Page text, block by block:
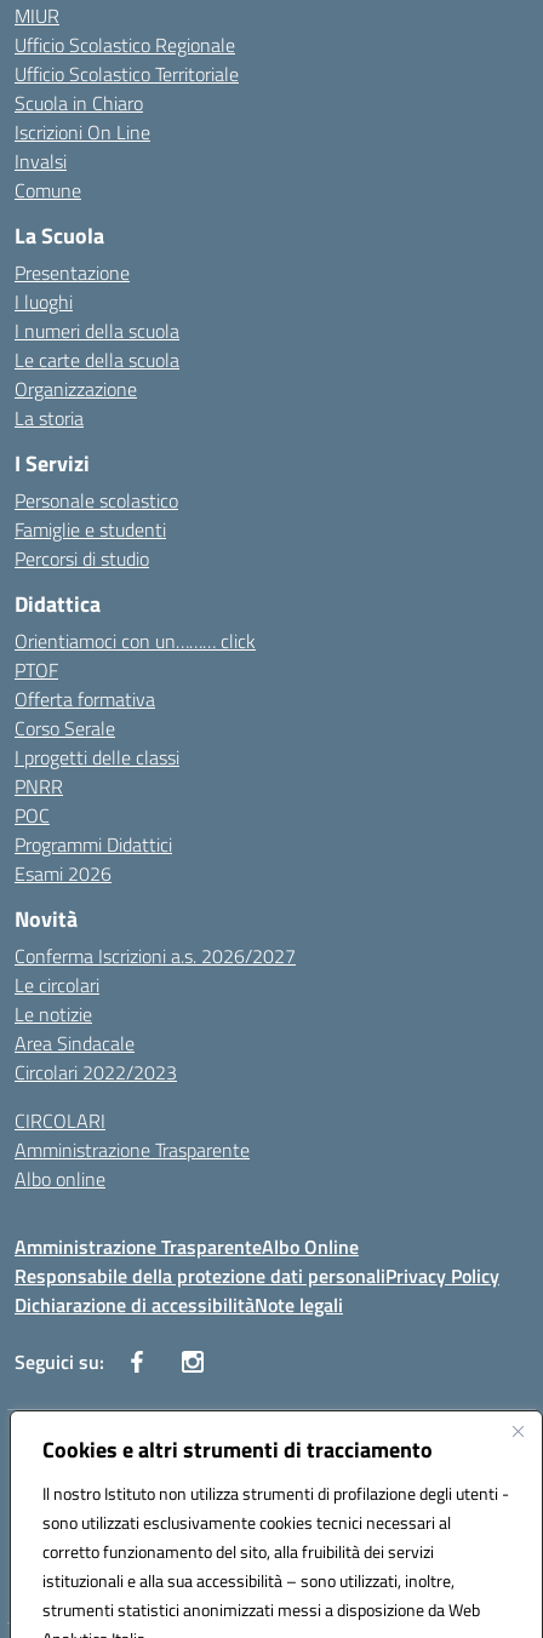
Cookies e altri strumenti di tracciamento
Il nostro Istituto non utilizza strumenti di profilazione degli utenti -
sono utilizzati esclusivamente cookies tecnici necessari al
corretto funzionamento del sito, alla fruibilità dei servizi
istituzionali e alla sua accessibilità – sono utilizzati, inoltre,
strumenti statistici anonimizzati messi a disposizione da Web
MIUR
Ufficio Scolastico Regionale
Ufficio Scolastico Territoriale
Scuola in Chiaro
Iscrizioni On Line
Invalsi
Comune
La Scuola
Presentazione
I luoghi
I numeri della scuola
Le carte della scuola
Organizzazione
La storia
I Servizi
Personale scolastico
Famiglie e studenti
Percorsi di studio
Didattica
Orientiamoci con un……… click
PTOF
Offerta formativa
Corso Serale
I progetti delle classi
PNRR
POC
Programmi Didattici
Esami 2026
Novità
Conferma Iscrizioni a.s. 2026/2027
Le circolari
Le notizie
Area Sindacale
Circolari 2022/2023
CIRCOLARI
Amministrazione Trasparente
Albo online
Amministrazione TrasparenteAlbo Online
Responsabile della protezione dati personaliPrivacy Policy
Dichiarazione di accessibilitàNote legali
Seguici su:
Indirizzo:Corso Vittorio Emanuele, 27 90133 - Palermo
Posta elettronica certificata (PEC):pais03600r@pec.istruzione.it
Codice fiscale: 97308550827
Codice meccanografico: PAIS03600R